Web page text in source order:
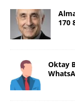
170
Oktay